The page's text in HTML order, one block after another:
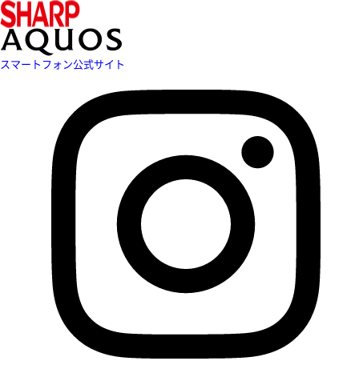
スマートフォン公式サイト